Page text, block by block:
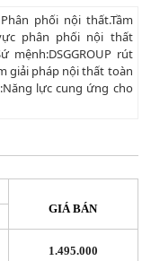
phối nội thất.Tầm
phân phối nội thất
rút
giải pháp nội thất toàn
lực cung ứng cho
GIÁ BÁN
1.495.000